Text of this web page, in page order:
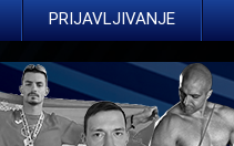
PRIJAVLJIVANJE